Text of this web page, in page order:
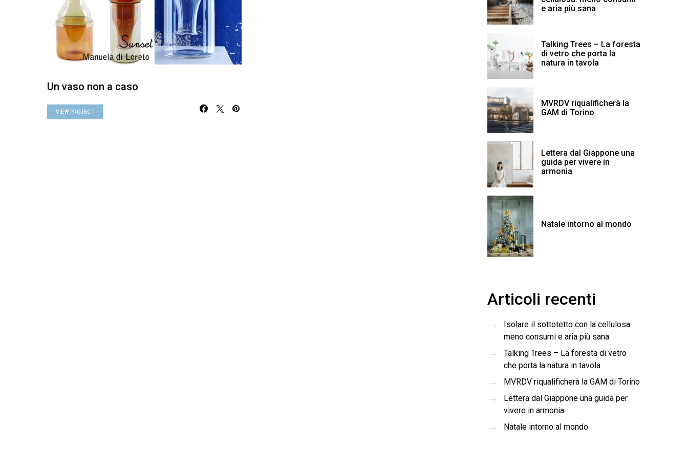
Un vaso non a caso
VIEW PROJECT
e aria più sana
Talking Trees – La foresta
di vetro che porta la
natura in tavola
MVRDV riqualificherà la
GAM di Torino
Lettera dal Giappone una
guida per vivere in
armonia
Natale intorno al mondo
Articoli recenti
Isolare il sottotetto con la cellulosa:
meno consumi e aria più sana
Talking Trees – La foresta di vetro
che porta la natura in tavola
MVRDV riqualificherà la GAM di Torino
Lettera dal Giappone una guida per
vivere in armonia
Natale intorno al mondo